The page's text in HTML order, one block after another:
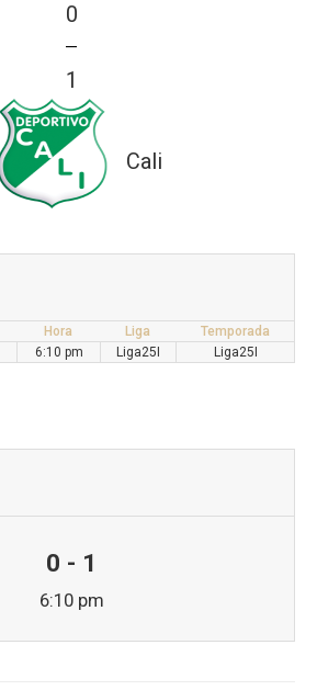
0
—
1
Cali
Hora Liga
Temporada
6:10 pm Liga25I Liga25I
0 - 1
6:10 pm